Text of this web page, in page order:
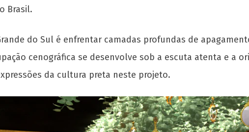
Brasil.
do Sul é enfrentar camadas profundas de
cenográfica se desenvolve sob a escuta atenta e a
da cultura preta neste projeto.